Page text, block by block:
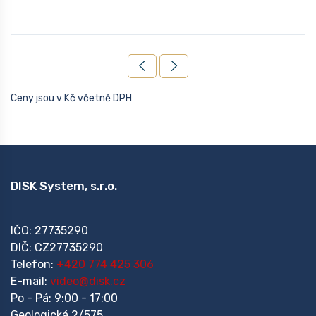
Ceny jsou v Kč včetně DPH
DISK System, s.r.o.
IČO: 27735290
DIČ: CZ27735290
Telefon: +420 774 425 306
E-mail: video@disk.cz
Po - Pá: 9:00 - 17:00